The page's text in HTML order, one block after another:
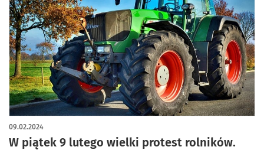
W piątek 9 lutego wielki protest rolników.
09.02.2024